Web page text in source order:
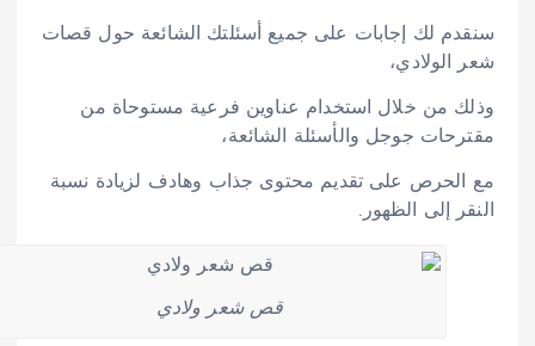
سنقدم لك إجابات على جميع أسئلتك الشائعة حول قصات
شعر الولادي،
وذلك من خلال استخدام عناوين فرعية مستوحاة من
مقترحات جوجل والأسئلة الشائعة،
مع الحرص على تقديم محتوى جذاب وهادف لزيادة نسبة
النقر إلى الظهور.
قص شعر ولادي